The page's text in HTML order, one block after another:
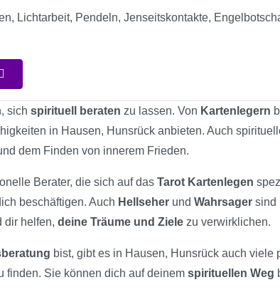
Lichtarbeit, Pendeln, Jenseitskontakte,
sich spirituell beraten zu lassen. Von Kartenlegern
in Hausen, Hunsrück anbieten. Auch
dem Finden von innerem Frieden.
Berater, die sich auf das Tarot Kartenlegen
beschäftigen. Auch Hellseher und Wahrsager sind
dir helfen, deine Träume und Ziele zu verwirklichen.
bist, gibt es in Hausen, Hunsrück auch
finden. Sie können dich auf deinem spirituellen Weg